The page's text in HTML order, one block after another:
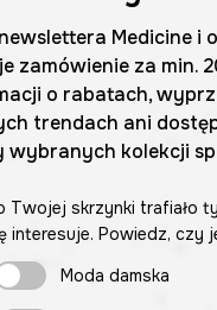
Medicine i
zamówienie za min.
o rabatach,
trendach ani
wybranych kolekcji
Twojej skrzynki trafiało
interesuje. Powiedz, czy
Moda damska